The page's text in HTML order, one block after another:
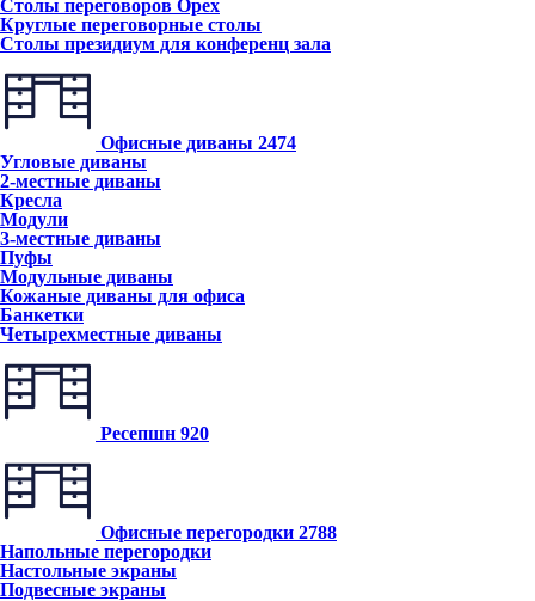
Столы переговоров Орех
Круглые переговорные столы
Столы президиум для конференц зала
Офисные диваны 2474
Угловые диваны
2-местные диваны
Кресла
Модули
3-местные диваны
Пуфы
Модульные диваны
Кожаные диваны для офиса
Банкетки
Четырехместные диваны
Ресепшн 920
Офисные перегородки 2788
Напольные перегородки
Настольные экраны
Подвесные экраны